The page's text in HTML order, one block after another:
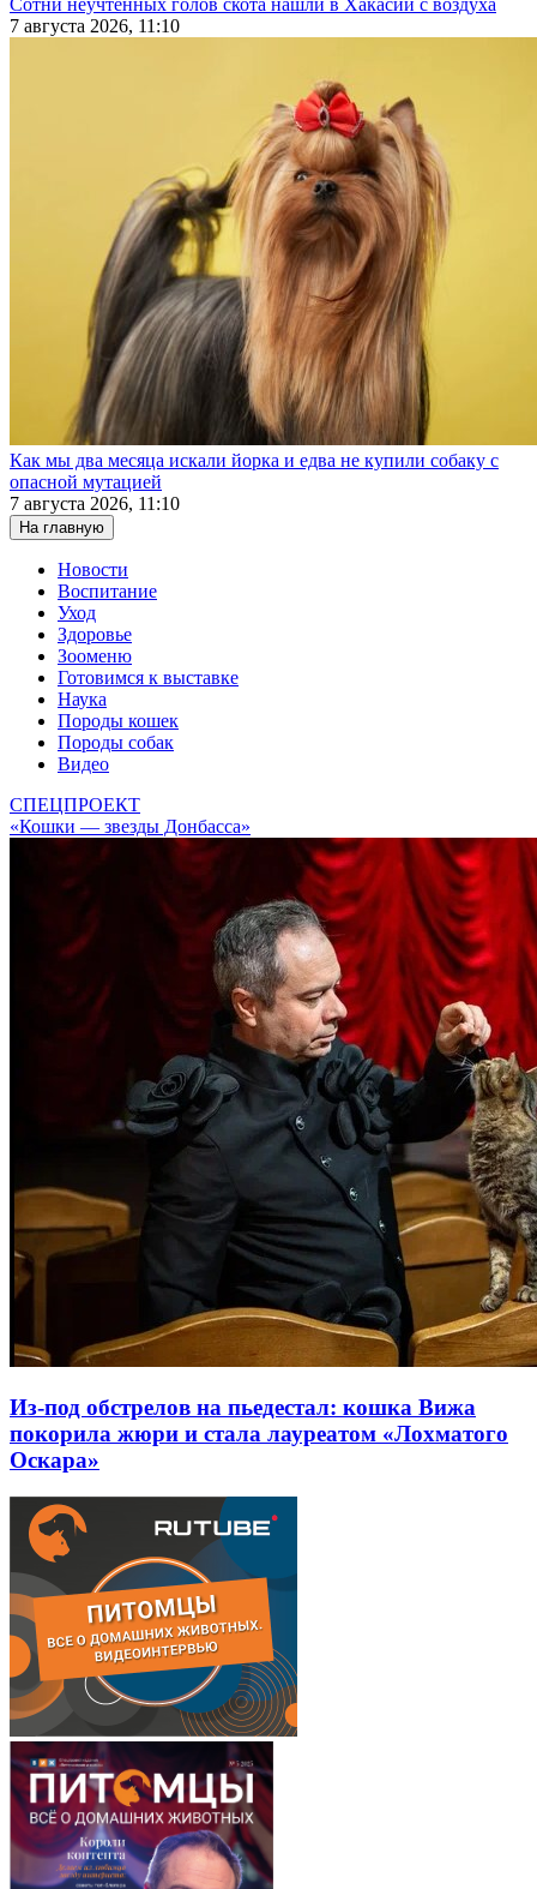
Сотни неучтенных голов скота нашли в Хакасии с воздуха
7 августа 2026, 11:10
Как мы два месяца искали йорка и едва не купили собаку с
опасной мутацией
7 августа 2026, 11:10
На главную
Новости
Воспитание
Уход
Здоровье
Зооменю
Готовимся к выставке
Наука
Породы кошек
Породы собак
Видео
СПЕЦПРОЕКТ
«Кошки — звезды Донбасса»
Из-под обстрелов на пьедестал: кошка Вижа
покорила жюри и стала лауреатом «Лохматого
Оскара»